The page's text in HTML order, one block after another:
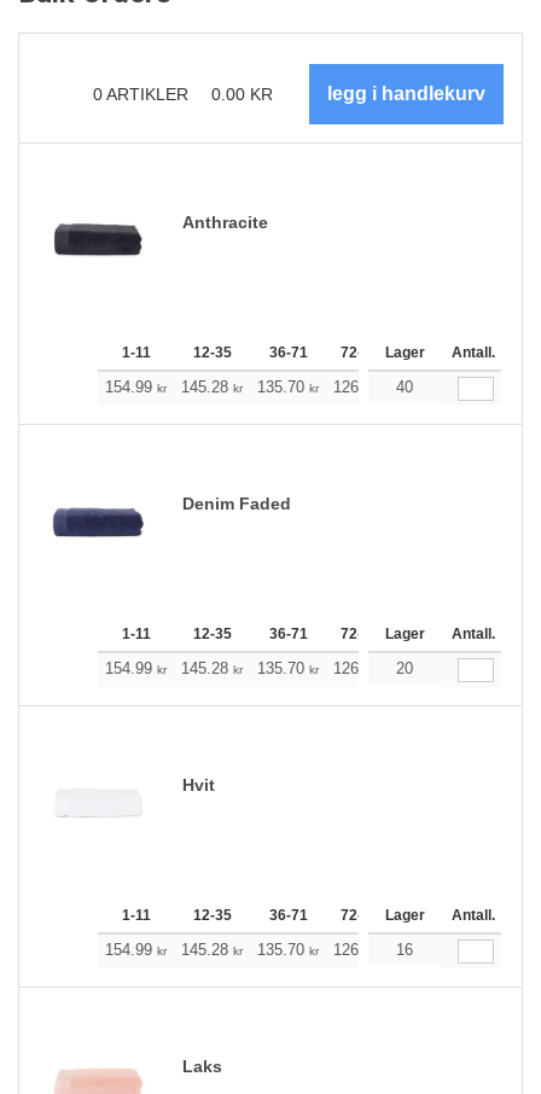
0ARTIKLER 0.00 KR
Anthracite
1-11 12-35 36-71 72-143 144-287
Lager Antall.
154.99 kr 145.28 kr 135.70 kr 126.00 116.29
40
Denim Faded
1-11 12-35 36-71 72-143 144-287
Lager Antall.
154.99 kr 145.28 kr 135.70 kr 126.00 116.29
20
Hvit
1-11 12-35 36-71 72-143 144-287
Lager Antall.
154.99 kr 145.28 kr 135.70 kr 126.00 116.29
16
Laks